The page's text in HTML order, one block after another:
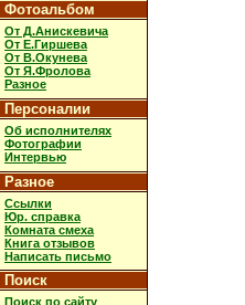
Фотоальбом
От Д.Анискевича
От Е.Гиршева
От В.Окунева
От Я.Фролова
Разное
Персоналии
Об исполнителях
Фотографии
Интервью
Разное
Ссылки
Юр. справка
Комната смеха
Книга отзывов
Написать письмо
Поиск
Поиск по сайту